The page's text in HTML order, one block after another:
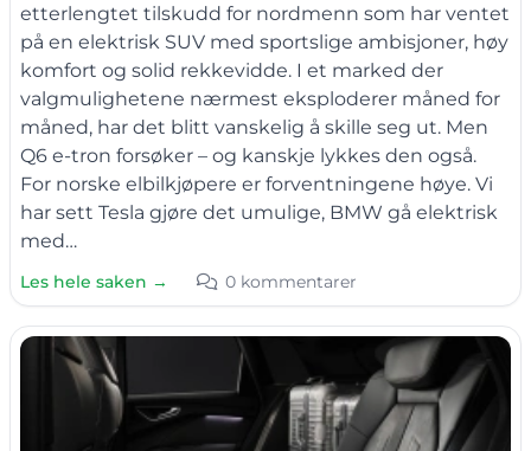
etterlengtet tilskudd for nordmenn som har ventet
på en elektrisk SUV med sportslige ambisjoner, høy
komfort og solid rekkevidde. I et marked der
valgmulighetene nærmest eksploderer måned for
måned, har det blitt vanskelig å skille seg ut. Men
Q6 e-tron forsøker – og kanskje lykkes den også.
For norske elbilkjøpere er forventningene høye. Vi
har sett Tesla gjøre det umulige, BMW gå elektrisk
med…
Les hele saken → 0 kommentarer